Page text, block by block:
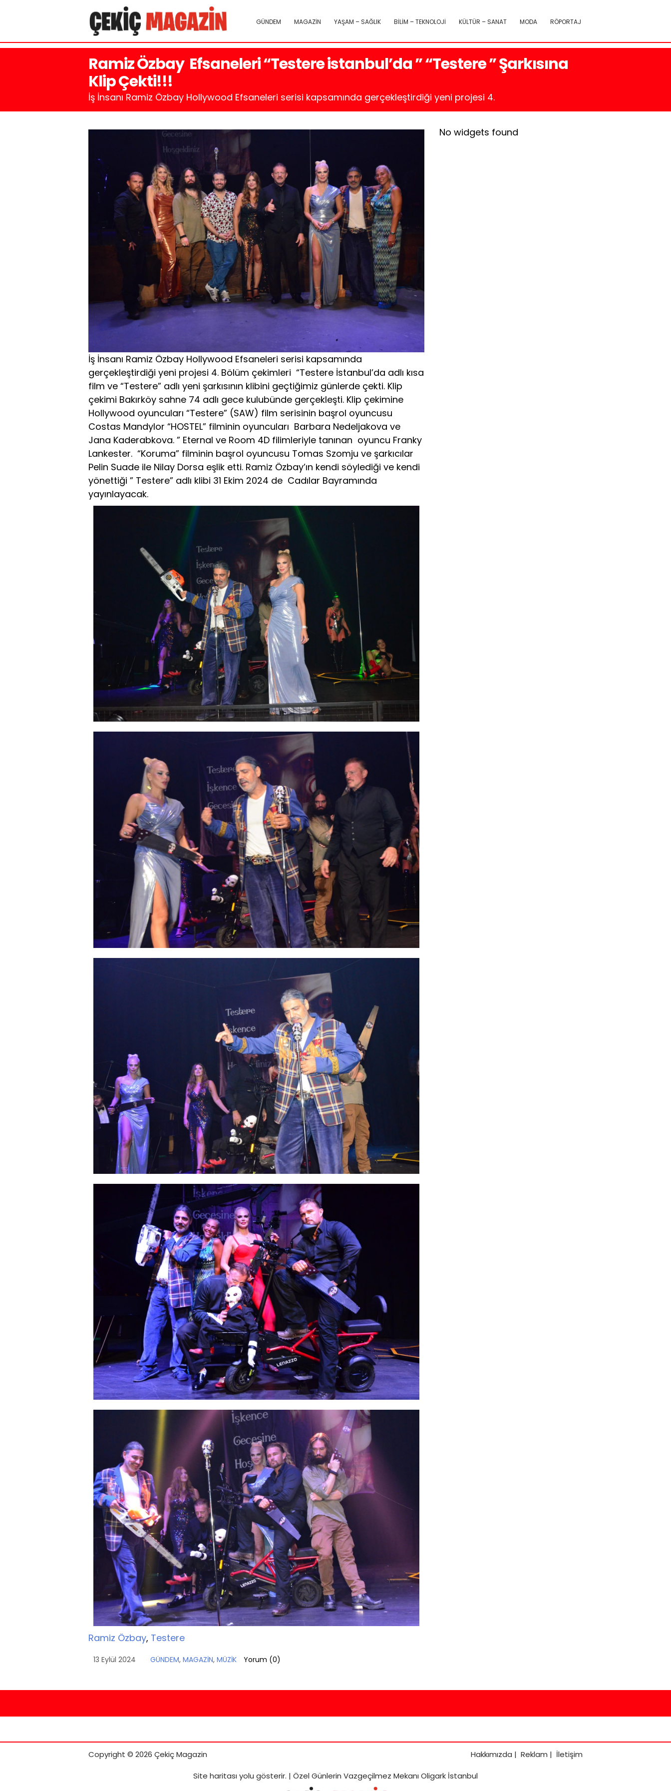
GÜNDEM MAGAZİN YAŞAM – SAĞLIK BİLİM – TEKNOLOJİ KÜLTÜR – SANAT MODA RÖPORTAJ
Ramiz Özbay Efsaneleri “Testere istanbul’da ” “Testere ” Şarkısına
Klip Çekti!!!
İş İnsanı Ramiz Özbay Hollywood Efsaneleri serisi kapsamında gerçekleştirdiği yeni projesi 4.
İş İnsanı Ramiz Özbay Hollywood Efsaneleri serisi kapsamında
gerçekleştirdiği yeni projesi 4. Bölüm çekimleri “Testere İstanbul’da adlı kısa
film ve “Testere” adlı yeni şarkısının klibini geçtiğimiz günlerde çekti. Klip
çekimi Bakırköy sahne 74 adlı gece kulubünde gerçekleşti. Klip çekimine
Hollywood oyuncuları “Testere” (SAW) film serisinin başrol oyuncusu
Costas Mandylor “HOSTEL” filminin oyuncuları Barbara Nedeljakova ve
Jana Kaderabkova. ” Eternal ve Room 4D filimleriyle tanınan oyuncu Franky
Lankester. “Koruma” filminin başrol oyuncusu Tomas Szomju ve şarkıcılar
Pelin Suade ile Nilay Dorsa eşlik etti. Ramiz Özbay’ın kendi söylediği ve kendi
yönettiği ” Testere” adlı klibi 31 Ekim 2024 de Cadılar Bayramında
yayınlayacak.
Ramiz Özbay, Testere
13 Eylül 2024 GÜNDEM, MAGAZİN, MÜZİK Yorum (0)
No widgets found
Copyright © 2026 Çekiç Magazin Hakkımızda | Reklam | İletişim
Site haritasıyolu gösterir. | Özel Günlerin Vazgeçilmez Mekanı Oligark İstanbul